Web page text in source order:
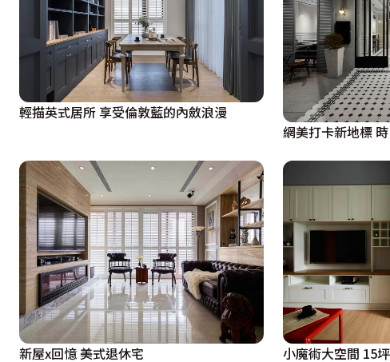
輕描英式居所 享受倫敦藍的內斂浪漫
網美打卡新地標
新屋x回憶 美式退休宅 小魔術大空間 15